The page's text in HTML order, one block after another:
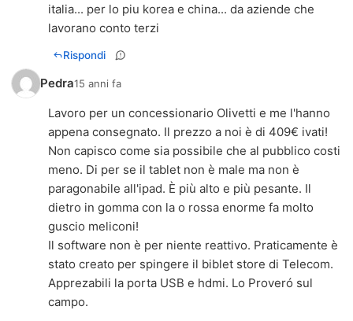
italia... per lo piu korea e china... da aziende che
lavorano conto terzi
Rispondi
Pedra15 anni fa
Lavoro per un concessionario Olivetti e me l'hanno
appena consegnato. Il prezzo a noi è di 409€ ivati!
Non capisco come sia possibile che al pubblico costi
meno. Di per se il tablet non è male ma non è
paragonabile all'ipad. È più alto e più pesante. Il
dietro in gomma con la o rossa enorme fa molto
guscio meliconi!
Il software non è per niente reattivo. Praticamente è
stato creato per spingere il biblet store di Telecom.
Apprezabili la porta USB e hdmi. Lo Proveró sul
campo.